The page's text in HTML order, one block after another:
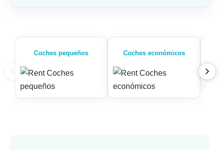
Coches pequeños Coches económicos